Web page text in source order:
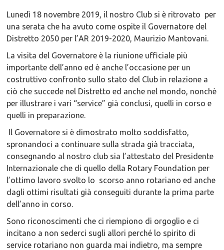
Lunedì 18 novembre 2019, il nostro Club si è ritrovato per
una serata che ha avuto come ospite il Governatore del
Distretto 2050 per l’AR 2019-2020, Maurizio Mantovani.
La visita del Governatore è la riunione ufficiale più
importante dell’anno ed è anche l’occasione per un
costruttivo confronto sullo stato del Club in relazione a
ciò che succede nel Distretto ed anche nel mondo, nonchè
per illustrare i vari “service” già conclusi, quelli in corso e
quelli in preparazione.
Il Governatore si è dimostrato molto soddisfatto,
spronandoci a continuare sulla strada già tracciata,
consegnando al nostro club sia l’attestato del Presidente
Internazionale che di quello della Rotary Foundation per
l’ottimo lavoro svolto lo scorso anno rotariano ed anche
dagli ottimi risultati già conseguiti durante la prima parte
dell’anno in corso.
Sono riconoscimenti che ci riempiono di orgoglio e ci
incitano a non sederci sugli allori perché lo spirito di
service rotariano non guarda mai indietro, ma sempre